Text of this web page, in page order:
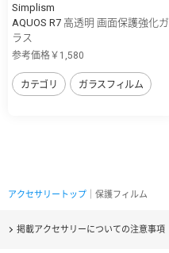
Simplism
AQUOS R7 高透明 画面保護強化ガ
ラス
参考価格￥1,580
カテゴリ ガラスフィルム
アクセサリートップ ｜保護フィルム
掲載アクセサリーについての注意事項